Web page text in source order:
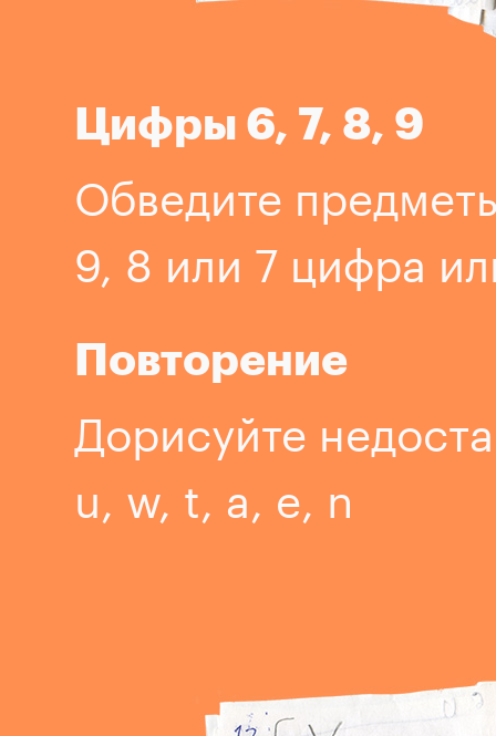
Цифры 6, 7, 8, 9
Обведите
9, 8 или 7 цифра
Повторение
Дорисуйте
u, w, t, a, e, n